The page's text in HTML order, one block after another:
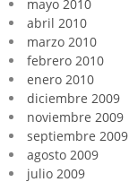
mayo 2010
abril 2010
marzo 2010
febrero 2010
enero 2010
diciembre 2009
noviembre 2009
septiembre 2009
agosto 2009
julio 2009